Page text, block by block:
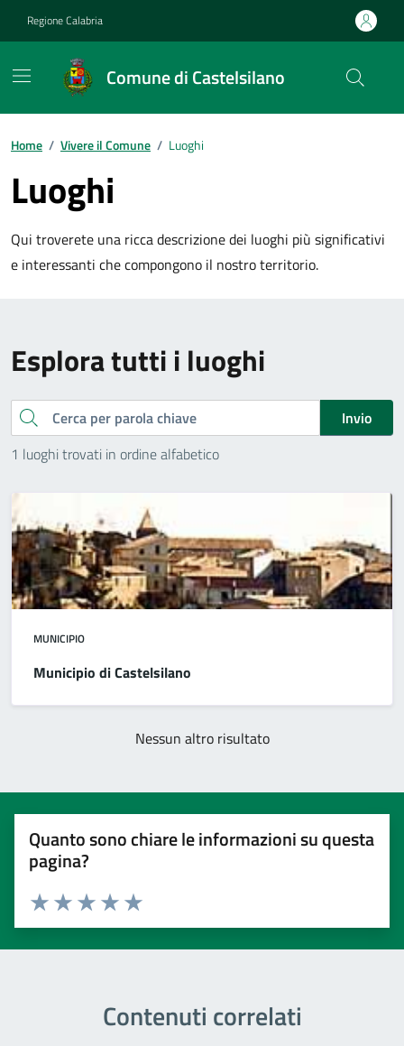
Regione Calabria
Comune di Castelsilano
Home / Vivere il Comune / Luoghi
Luoghi
Qui troverete una ricca descrizione dei luoghi più significativi
e interessanti che compongono il nostro territorio.
Esplora tutti i luoghi
Cerca
Invio
1 luoghi trovati in ordine alfabetico
MUNICIPIO
Municipio di Castelsilano
Nessun altro risultato
Quanto sono chiare le informazioni su questa
pagina?
Valuta 5 stelle su 5
Valuta 4 stelle su 5
Valuta 3 stelle su 5
Valuta 2 stelle su 5
Valuta 1 stelle su 5
Contenuti correlati